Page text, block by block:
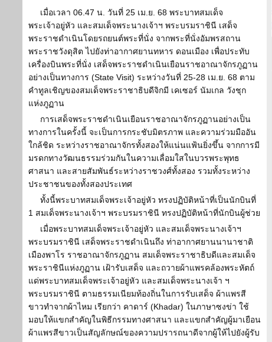
เมื่อเวลา 06.47 น. วันที่ 25 เม.ย. 68 พระบาทสมเด็จ
พระเจ้าอยู่หัว และสมเด็จพระนางเจ้าฯ พระบรมราชินี เสด็จ
พระราชดำเนินโดยรถยนต์พระที่นั่ง จากพระที่นั่งอัมพรสถาน
พระราชวังดุสิต ไปยังท่าอากาศยานทหาร ดอนเมือง เพื่อประทับ
เครื่องบินพระที่นั่ง เสด็จพระราชดำเนินเยือนราชอาณาจักรภูฏาน
อย่างเป็นทางการ (State Visit) ระหว่างวันที่ 25-28 เม.ย. 68 ตาม
คำทูลเชิญของสมเด็จพระราชาธิบดีจิกมี เคเซอร์ นัมเกล วังชุก
แห่งภูฏาน
การเสด็จพระราชดำเนินเยือนราชอาณาจักรภูฏานอย่างเป็น
ทางการในครั้งนี้ จะเป็นการกระชับมิตรภาพ และความร่วมมืออัน
ใกล้ชิด ระหว่างราชอาณาจักรทั้งสองให้แน่นแฟ้นยิ่งขึ้น จากการมี
มรดกทางวัฒนธรรมร่วมกันในความเลื่อมใสในบวรพระพุทธ
ศาสนา และสายสัมพันธ์ระหว่างราชวงศ์ทั้งสอง รวมทั้งระหว่าง
ประชาชนของทั้งสองประเทศ
ทั้งนี้พระบาทสมเด็จพระเจ้าอยู่หัว ทรงปฏิบัติหน้าที่เป็นนักบินที่
1 สมเด็จพระนางเจ้าฯ พระบรมราชินี ทรงปฏิบัติหน้าที่นักบินผู้ช่วย
เมื่อพระบาทสมเด็จพระเจ้าอยู่หัว และสมเด็จพระนางเจ้าฯ
พระบรมราชินี เสด็จพระราชดำเนินถึง ท่าอากาศยานนานาชาติ
เมืองพาโร ราชอาณาจักรภูฏาน สมเด็จพระราชาธิบดีและสมเด็จ
พระราชินีแห่งภูฏาน เฝ้ารับเสด็จ และถวายผ้าแพรคล้องพระหัตถ์
แด่พระบาทสมเด็จพระเจ้าอยู่หัว และสมเด็จพระนางเจ้า ฯ
พระบรมราชินี ตามธรรมเนียมท้องถิ่นในการรับเสด็จ ผ้าแพรสี
ขาวทำจากผ้าไหม เรียกว่า คาดาร์ (Khadar) ในภาษาซงข่า ใช้
มอบให้แขกสำคัญในพิธีกรรมทางศาสนา และแขกสำคัญผู้มาเยือน
ผ้าแพรสีขาวเป็นสัญลักษณ์ของความปรารถนาดีจากผู้ให้ไปยังผู้รับ